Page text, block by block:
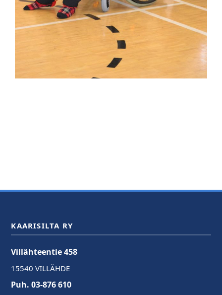
KAARISILTA RY
Villähteentie 458
15540 VILLÄHDE
Puh. 03-876 610